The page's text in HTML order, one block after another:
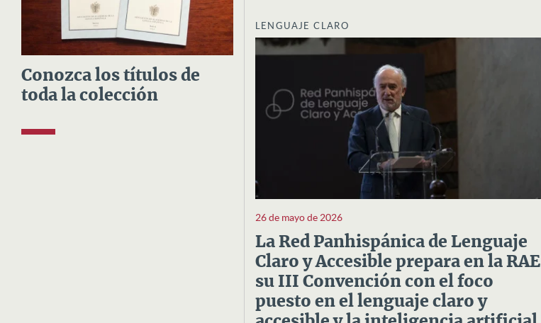
Conozca los títulos de
toda la colección
LENGUAJE CLARO
26 de mayo de 2026
La Red Panhispánica de Lenguaje
Claro y Accesible prepara en la RAE
su III Convención con el foco
puesto en el lenguaje claro y